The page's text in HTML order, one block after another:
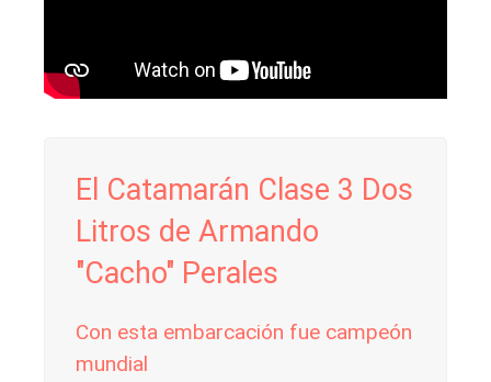
El Catamarán Clase 3 Dos
Litros de Armando
"Cacho" Perales
Con esta embarcación fue campeón
mundial